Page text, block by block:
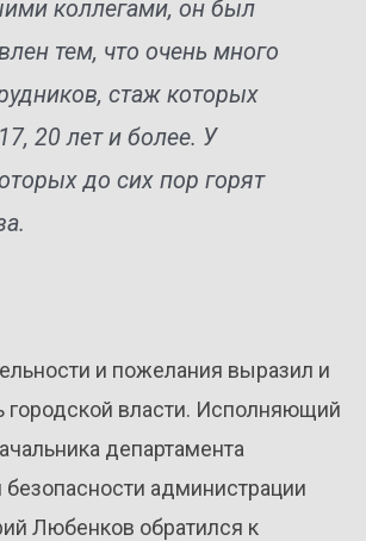
коллегами, он был
тем, что очень много
стаж которых
20 лет и более. У
до сих пор горят
и пожелания выразил и
городской власти. Исполняющий
департамента
администрации
Любенков обратился к